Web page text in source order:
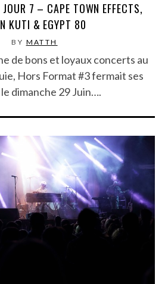
7 – CAPE TOWN EFFECTS,
KUTI & EGYPT 80
BY MATTH
de bons et loyaux concerts au
Hors Format #3 fermait ses
dimanche 29 Juin….